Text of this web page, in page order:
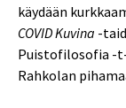
käydään
COVID Kuvina -
Puistofilosofia -
Rahkolan